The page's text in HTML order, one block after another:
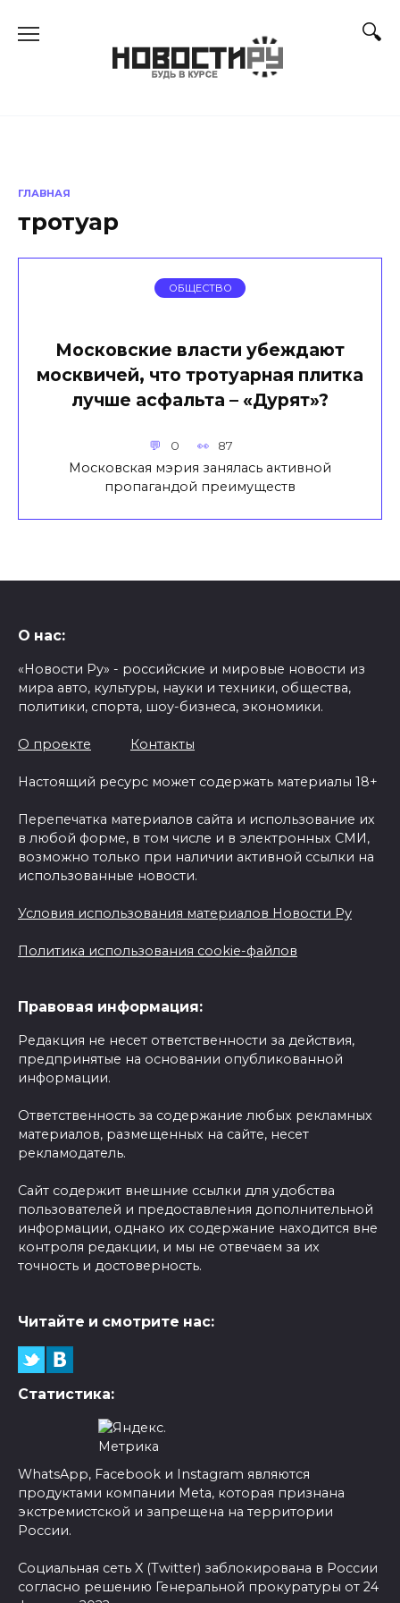
ГЛАВНАЯ
тротуар
ОБЩЕСТВО
Московские власти убеждают
москвичей, что тротуарная плитка
лучше асфальта – «Дурят»?
0 87
Московская мэрия занялась активной
пропагандой преимуществ
О нас:
«Новости Ру» - российские и мировые новости из
мира авто, культуры, науки и техники, общества,
политики, спорта, шоу-бизнеса, экономики.
О проекте Контакты
Настоящий ресурс может содержать материалы 18+
Перепечатка материалов сайта и использование их
в любой форме, в том числе и в электронных СМИ,
возможно только при наличии активной ссылки на
использованные новости.
Условия использования материалов Новости Ру
Политика использования cookie-файлов
Правовая информация:
Редакция не несет ответственности за действия,
предпринятые на основании опубликованной
информации.
Ответственность за содержание любых рекламных
материалов, размещенных на сайте, несет
рекламодатель.
Сайт содержит внешние ссылки для удобства
пользователей и предоставления дополнительной
информации, однако их содержание находится вне
контроля редакции, и мы не отвечаем за их
точность и достоверность.
Читайте и смотрите нас:
Статистика:
WhatsApp, Facebook и Instagram являются
продуктами компании Meta, которая признана
экстремистской и запрещена на территории
России.
Социальная сеть X (Twitter) заблокирована в России
согласно решению Генеральной прокуратуры от 24